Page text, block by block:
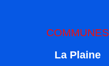
COMMUNES
La Plaine